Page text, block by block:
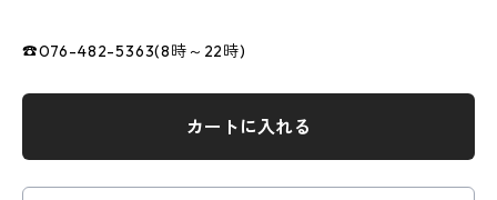
☎076-482-5363(8時～22時)
カートに入れる